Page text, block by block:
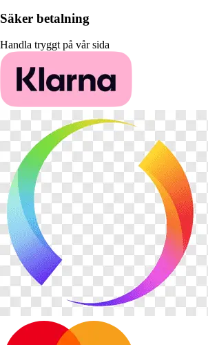
Säker betalning
Handla tryggt på vår sida